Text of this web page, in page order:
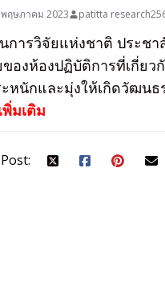
ฤษภาคม 2023 patitta
การวิจัยแห่งชาติ ประช
องห้องปฏิบัติการที่เกี่ยว
หนักและมุ่งให้เกิดวัฒน
พิ่มเติม